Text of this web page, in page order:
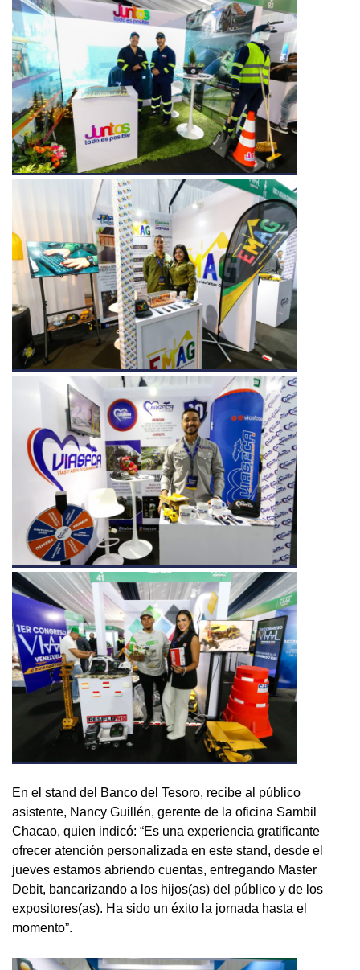
En el stand del Banco del Tesoro, recibe al público
asistente, Nancy Guillén, gerente de la oficina Sambil
Chacao, quien indicó: “Es una experiencia gratificante
ofrecer atención personalizada en este stand, desde el
jueves estamos abriendo cuentas, entregando Master
Debit, bancarizando a los hijos(as) del público y de los
expositores(as). Ha sido un éxito la jornada hasta el
momento”.